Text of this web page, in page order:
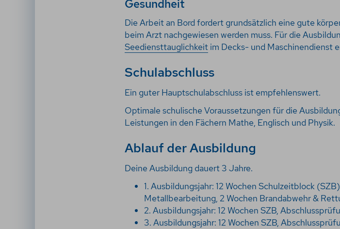
Gesundheit
Die Arbeit an Bord fordert grundsätzlich eine gute
beim Arzt nachgewiesen werden muss. Für die
Seediensttauglichkeit im Decks- und Maschinendienst
Schulabschluss
Ein guter Hauptschulabschluss ist empfehlenswert.
Optimale schulische Voraussetzungen für die
Leistungen in den Fächern Mathe, Englisch und Physik.
Ablauf der Ausbildung
Deine Ausbildung dauert 3 Jahre.
1. Ausbildungsjahr: 12 Wochen Schulzeitblock
Metallbearbeitung, 2 Wochen Brandabwehr &
2. Ausbildungsjahr: 12 Wochen SZB,
3. Ausbildungsjahr: 12 Wochen SZB,